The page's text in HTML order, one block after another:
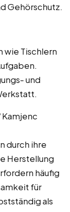
Gehörschutz.
wie Tischlern
und
durch ihre
Herstellung
häufig
für
als